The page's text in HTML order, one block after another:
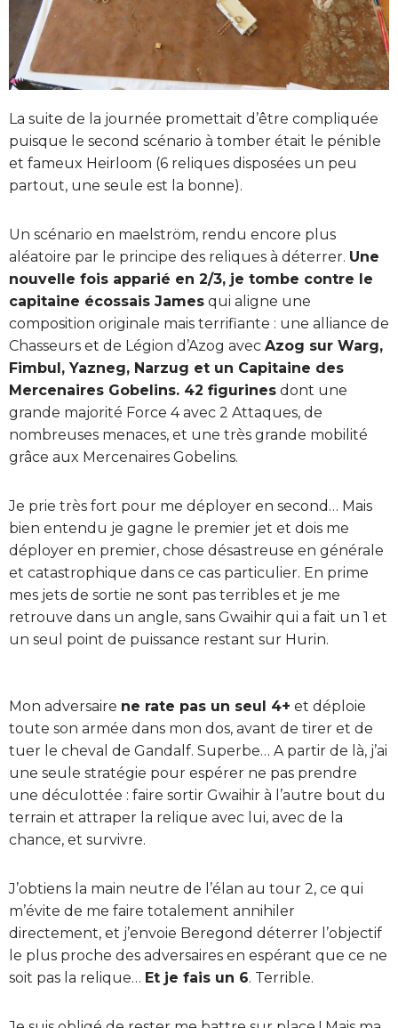
La suite de la journée promettait d’être compliquée
puisque le second scénario à tomber était le pénible
et fameux Heirloom (6 reliques disposées un peu
partout, une seule est la bonne).
Un scénario en maelström, rendu encore plus
aléatoire par le principe des reliques à déterrer. Une
nouvelle fois apparié en 2/3, je tombe contre le
capitaine écossais James qui aligne une
composition originale mais terrifiante : une alliance de
Chasseurs et de Légion d’Azog avec Azog sur Warg,
Fimbul, Yazneg, Narzug et un Capitaine des
Mercenaires Gobelins. 42 figurines dont une
grande majorité Force 4 avec 2 Attaques, de
nombreuses menaces, et une très grande mobilité
grâce aux Mercenaires Gobelins.
Je prie très fort pour me déployer en second… Mais
bien entendu je gagne le premier jet et dois me
déployer en premier, chose désastreuse en générale
et catastrophique dans ce cas particulier. En prime
mes jets de sortie ne sont pas terribles et je me
retrouve dans un angle, sans Gwaihir qui a fait un 1 et
un seul point de puissance restant sur Hurin.
Mon adversaire ne rate pas un seul 4+ et déploie
toute son armée dans mon dos, avant de tirer et de
tuer le cheval de Gandalf. Superbe… A partir de là, j’ai
une seule stratégie pour espérer ne pas prendre
une déculottée : faire sortir Gwaihir à l’autre bout du
terrain et attraper la relique avec lui, avec de la
chance, et survivre.
J’obtiens la main neutre de l’élan au tour 2, ce qui
m’évite de me faire totalement annihiler
directement, et j’envoie Beregond déterrer l’objectif
le plus proche des adversaires en espérant que ce ne
soit pas la relique… Et je fais un 6. Terrible.